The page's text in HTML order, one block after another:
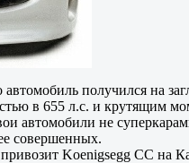
получился на
в 655 л.с. и крутящим
автомобили не
совершенных.
Koenigsegg CC на